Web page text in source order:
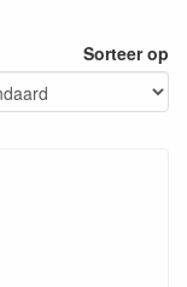
Sorteer op